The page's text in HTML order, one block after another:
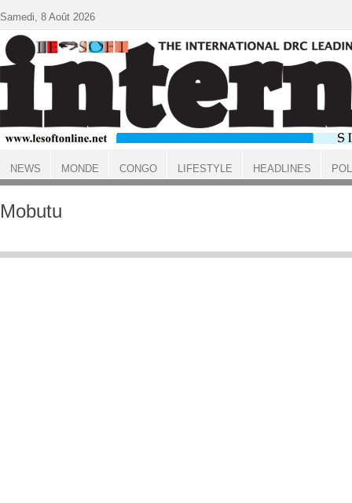
ACCUEIL
Mobutu
Samedi, 8 Août 2026
NEWS MONDE CONGO LIFESTYLE HEADLINES